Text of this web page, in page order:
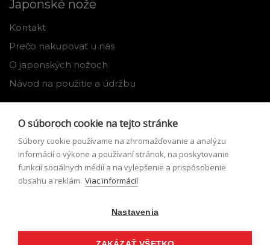
Japonské nože
Kontakt
Prečo nakupovať u nás
O japonských nožoch
Návod na použitie a údržbu
Môj profil
Zabudnuté heslo
Formulár pre odstúpenie od zmluvy
O súboroch cookie na tejto stránke
Súbory cookie používame na zhromažďovanie a analýzu
informácií o výkone a používaní stránok, na poskytovanie
funkcií sociálnych médií a na vylepšenie a prispôsobenie
obsahu a reklám. Viac informácií
Nastavenia